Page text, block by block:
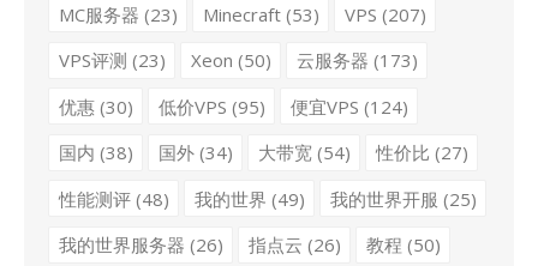
MC服务器 (23) Minecraft(53) VPS (207)
VPS评测 (23) Xeon (50) 云服务器 (173)
优惠(30) 低价VPS (95) 便宜VPS (124)
国内 (38) 国外(34) 大带宽(54) 性价比 (27)
性能测评(48) 我的世界 (49) 我的世界开服 (25)
我的世界服务器 (26) 指点云 (26) 教程 (50)